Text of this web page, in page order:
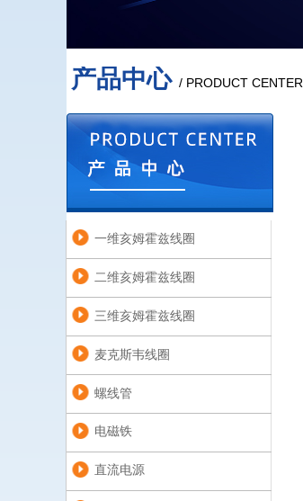
一维亥姆霍兹线圈
二维亥姆霍兹线圈
三维亥姆霍兹线圈
麦克斯韦线圈
螺线管
电磁铁
直流电源
产品中心/ PRODUCT CENTER